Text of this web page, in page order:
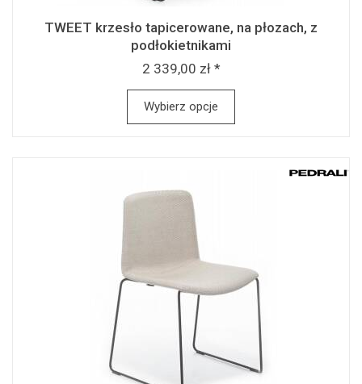
TWEET krzesło tapicerowane, na płozach, z
podłokietnikami
2 339,00 zł *
Wybierz opcje